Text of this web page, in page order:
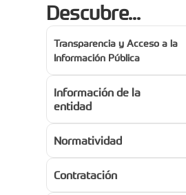
Descubre...
Transparencia y Acceso a la
Información Pública
Información de la
entidad
Normatividad
Contratación